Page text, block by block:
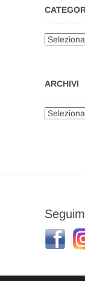
Categorie
ARCHIVI
Archivi